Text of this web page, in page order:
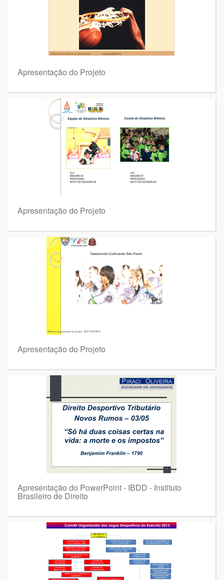
Apresentação do Projeto
Apresentação do Projeto
Apresentação do Projeto
Apresentação do PowerPoint - IBDD - Instituto
Brasileiro de Direito